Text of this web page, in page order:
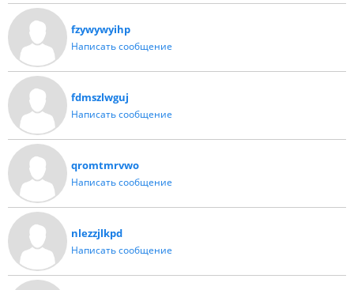
fzywywyihp
Написать сообщение
fdmszlwguj
Написать сообщение
qromtmrvwo
Написать сообщение
nlezzjlkpd
Написать сообщение